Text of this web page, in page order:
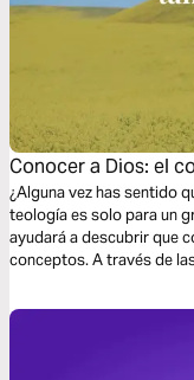
Conocer a Dios: el
creía
¿Alguna vez has sentido
teología es solo para un
ayudará a descubrir que
conceptos. A través de